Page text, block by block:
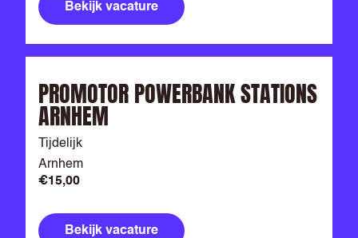
Bekijk vacature
PROMOTOR POWERBANK STATIONS
ARNHEM
Tijdelijk
Arnhem
€15,00
Bekijk vacature